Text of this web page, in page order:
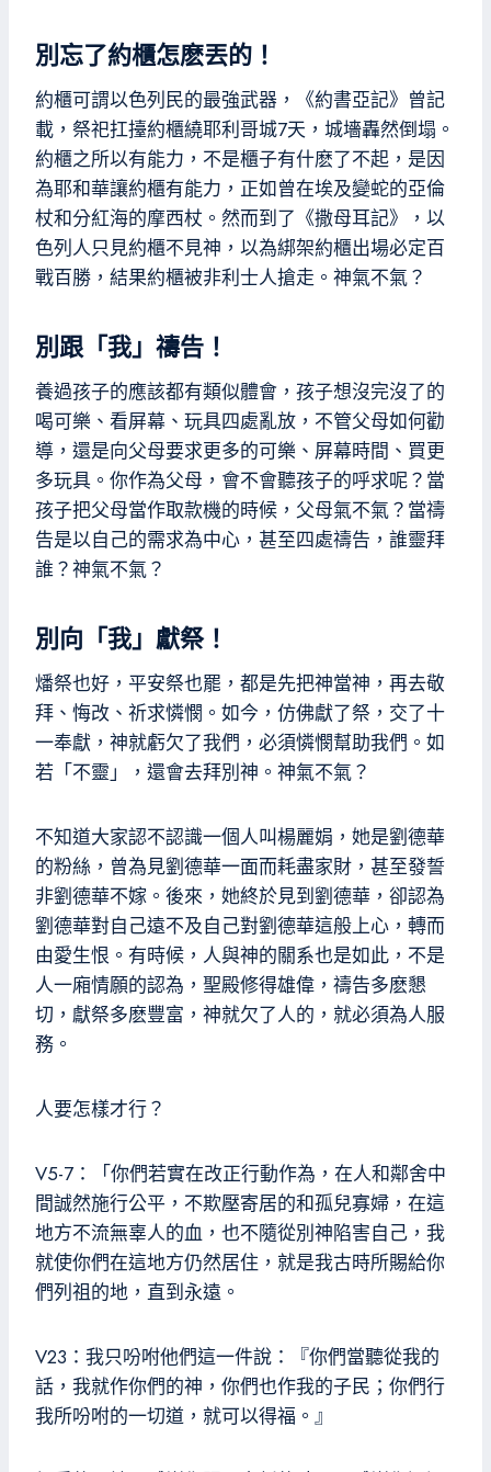
別忘了約櫃怎麽丟的！
約櫃可謂以色列民的最強武器，《約書亞記》曾記
載，祭祀扛擡約櫃繞耶利哥城7天，城墻轟然倒塌。
約櫃之所以有能力，不是櫃子有什麽了不起，是因
為耶和華讓約櫃有能力，正如曾在埃及變蛇的亞倫
杖和分紅海的摩西杖。然而到了《撒母耳記》，以
色列人只見約櫃不見神，以為綁架約櫃出場必定百
戰百勝，結果約櫃被非利士人搶走。神氣不氣？
別跟「我」禱告！
養過孩子的應該都有類似體會，孩子想沒完沒了的
喝可樂、看屏幕、玩具四處亂放，不管父母如何勸
導，還是向父母要求更多的可樂、屏幕時間、買更
多玩具。你作為父母，會不會聽孩子的呼求呢？當
孩子把父母當作取款機的時候，父母氣不氣？當禱
告是以自己的需求為中心，甚至四處禱告，誰靈拜
誰？神氣不氣？
別向「我」獻祭！
燔祭也好，平安祭也罷，都是先把神當神，再去敬
拜、悔改、祈求憐憫。如今，仿佛獻了祭，交了十
一奉獻，神就虧欠了我們，必須憐憫幫助我們。如
若「不靈」，還會去拜別神。神氣不氣？
不知道大家認不認識一個人叫楊麗娟，她是劉德華
的粉絲，曾為見劉德華一面而耗盡家財，甚至發誓
非劉德華不嫁。後來，她終於見到劉德華，卻認為
劉德華對自己遠不及自己對劉德華這般上心，轉而
由愛生恨。有時候，人與神的關系也是如此，不是
人一廂情願的認為，聖殿修得雄偉，禱告多麽懇
切，獻祭多麽豐富，神就欠了人的，就必須為人服
務。
人要怎樣才行？
V5-7：「你們若實在改正行動作為，在人和鄰舍中
間誠然施行公平，不欺壓寄居的和孤兒寡婦，在這
地方不流無辜人的血，也不隨從別神陷害自己，我
就使你們在這地方仍然居住，就是我古時所賜給你
們列祖的地，直到永遠。
V23：我只吩咐他們這一件說：『你們當聽從我的
話，我就作你們的神，你們也作我的子民；你們行
我所吩咐的一切道，就可以得福。』